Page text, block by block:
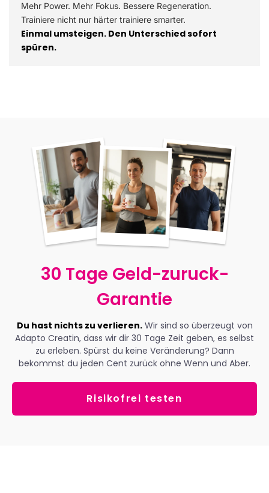
Mehr Power. Mehr Fokus. Bessere Regeneration.
Trainiere nicht nur härter trainiere smarter.
Einmal umsteigen. Den Unterschied sofort
spüren.
30 Tage Geld-zuruck-
Garantie
Du hast nichts zu verlieren.Wir sind so überzeugt von
Adapto Creatin, dass wir dir 30 Tage Zeit geben, es selbst
zu erleben. Spürst du keine Veränderung? Dann
bekommst du jeden Cent zurück ohne Wenn und Aber.
Risikofrei testen